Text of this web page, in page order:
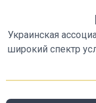
Украинская
широкий спектр